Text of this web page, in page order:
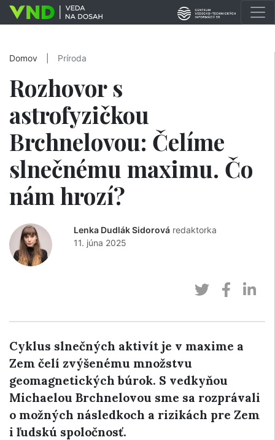
Domov Príroda
Rozhovor s
astrofyzičkou
Brchnelovou: Čelíme
slnečnému maximu. Čo
nám hrozí?
Lenka Dudlák Sidorová redaktorka
11. júna 2025
Cyklus slnečných aktivít je v maxime a
Zem čelí zvýšenému množstvu
geomagnetických búrok. S vedkyňou
Michaelou Brchnelovou sme sa rozprávali
o možných následkoch a rizikách pre Zem
i ľudskú spoločnosť.